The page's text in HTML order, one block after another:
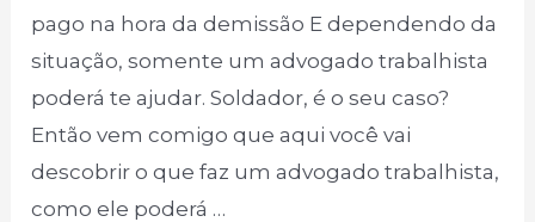
pago na hora da demissão E dependendo da
situação, somente um advogado trabalhista
poderá te ajudar. Soldador, é o seu caso?
Então vem comigo que aqui você vai
descobrir o que faz um advogado trabalhista,
como ele poderá …